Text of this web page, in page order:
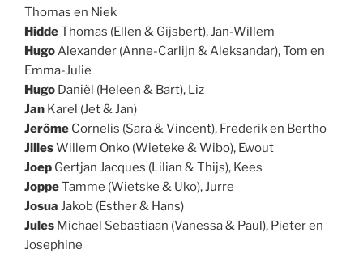
Thomas en Niek
HiddeThomas (Ellen & Gijsbert), Jan-Willem
HugoAlexander (Anne-Carlijn & Aleksandar), Tom en
Emma-Julie
Hugo Daniël (Heleen & Bart), Liz
Jan Karel (Jet & Jan)
Jerôme Cornelis (Sara & Vincent), Frederik en Bertho
JillesWillem Onko (Wieteke & Wibo), Ewout
Joep Gertjan Jacques (Lilian & Thijs), Kees
JoppeTamme (Wietske & Uko), Jurre
Josua Jakob (Esther & Hans)
Jules Michael Sebastiaan (Vanessa & Paul), Pieter en
Josephine